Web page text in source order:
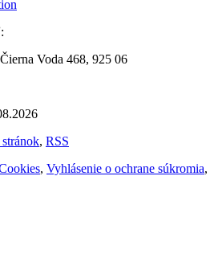
Voda 468, 925 06
, RSS
, Vyhlásenie o ochrane súkromia,